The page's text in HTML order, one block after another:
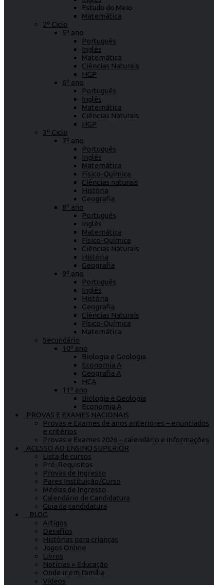
Estudo do Meio
Matemática
2º Ciclo
5º ano
Português
Inglês
Matemática
Ciências Naturais
HGP
6º ano
Português
Inglês
Matemática
Ciências Naturais
HGP
3º Ciclo
7º ano
Português
Inglês
Matemática
Físico-Química
Ciências naturais
História
Geografia
8º ano
Português
Inglês
Matemática
Físico-Química
Ciências Naturais
História
Geografia
9º ano
Português
Inglês
História
Geografia
Ciências Naturais
Físico-Química
Matemática
Secundário
10º ano
Biologia e Geologia
Economia A
Geografia A
HCA
11º ano
Biologia e Geologia
Economia A
PROVAS E EXAMES NACIONAIS
Provas e Exames de anos anteriores – enunciados
e critérios
Provas e Exames 2026 – calendário e informações
ACESSO AO ENSINO SUPERIOR
Lista de cursos
Pré-Requisitos
Provas de Ingresso
Pares Instituição/Curso
Médias de Ingresso
Calendário de Candidatura
Guia da candidatura
BLOG
Artigos
Desafios
Histórias para crianças
Jogos Online
Livros
Notícias » Educação
Onde ir em família
Vídeos